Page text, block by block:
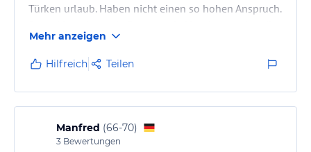
Türken urlaub. Haben nicht einen so hohen Anspruch.
Geschäft am Strand.
Mehr anzeigen
Hilfreich Teilen
Manfred (66-70)
3 Bewertungen